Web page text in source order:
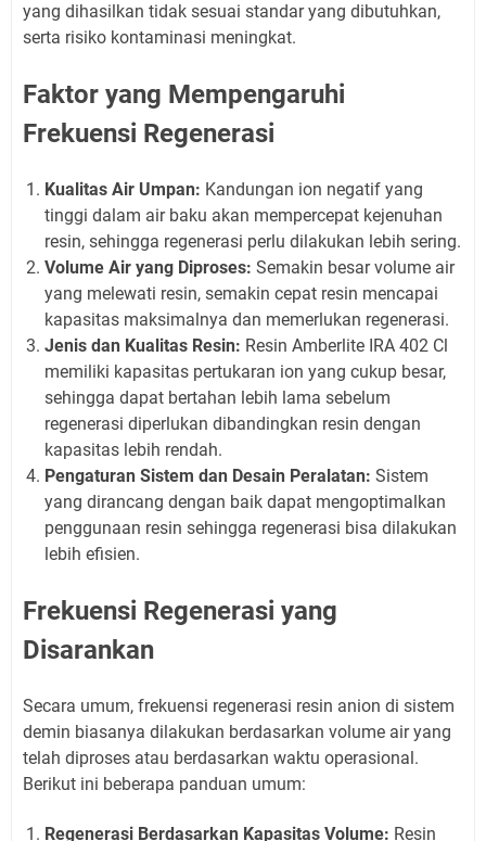
yang dihasilkan tidak sesuai standar yang dibutuhkan,
serta risiko kontaminasi meningkat.
Faktor yang Mempengaruhi
Frekuensi Regenerasi
Kualitas Air Umpan: Kandungan ion negatif yang
tinggi dalam air baku akan mempercepat kejenuhan
resin, sehingga regenerasi perlu dilakukan lebih sering.
Volume Air yang Diproses: Semakin besar volume air
yang melewati resin, semakin cepat resin mencapai
kapasitas maksimalnya dan memerlukan regenerasi.
Jenis dan Kualitas Resin: Resin Amberlite IRA 402 Cl
memiliki kapasitas pertukaran ion yang cukup besar,
sehingga dapat bertahan lebih lama sebelum
regenerasi diperlukan dibandingkan resin dengan
kapasitas lebih rendah.
Pengaturan Sistem dan Desain Peralatan: Sistem
yang dirancang dengan baik dapat mengoptimalkan
penggunaan resin sehingga regenerasi bisa dilakukan
lebih efisien.
Frekuensi Regenerasi yang
Disarankan
Secara umum, frekuensi regenerasi resin anion di sistem
demin biasanya dilakukan berdasarkan volume air yang
telah diproses atau berdasarkan waktu operasional.
Berikut ini beberapa panduan umum:
Regenerasi Berdasarkan Kapasitas Volume: Resin